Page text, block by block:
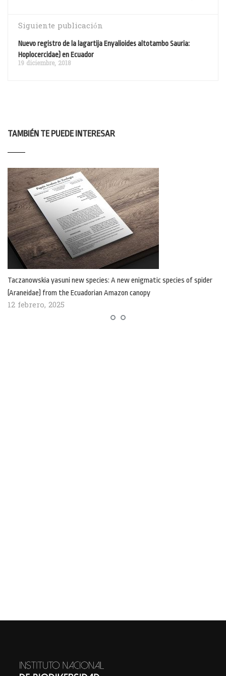
Siguiente publicación
Nuevo registro de la lagartija Enyalioides altotambo Sauria:
Hoplocercidae) en Ecuador
19 diciembre, 2018
TAMBIÉN TE PUEDE INTERESAR
Taczanowskia yasuni new species: A new enigmatic species of spider
(Araneidae) from the Ecuadorian Amazon canopy
12 febrero, 2025